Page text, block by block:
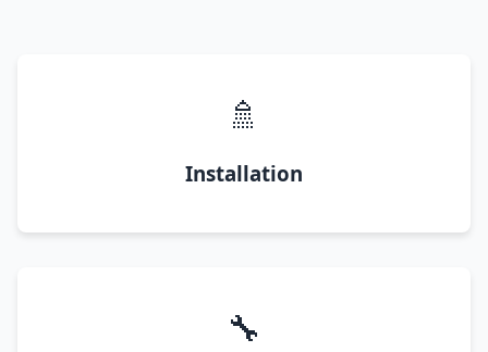
🚿
Installation
🔧